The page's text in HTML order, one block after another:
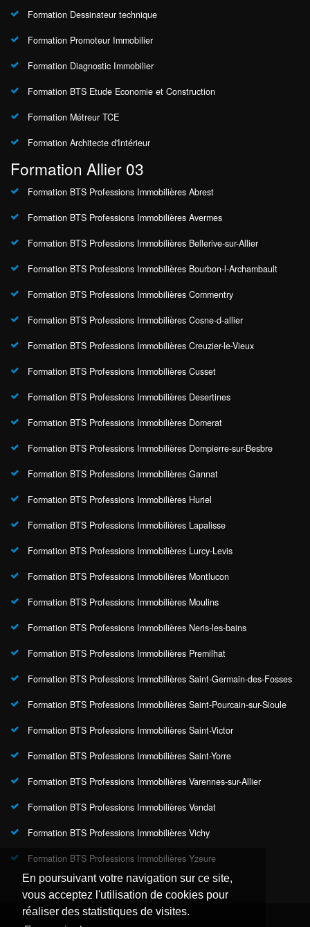
En poursuivant votre navigation sur ce site,
vous acceptez l'utilisation de cookies pour
réaliser des statistiques de visites.
Formation Dessinateur technique
Formation Promoteur Immobilier
Formation Diagnostic Immobilier
Formation BTS Etude Economie et Construction
Formation Métreur TCE
Formation Architecte d'Intérieur
Formation Allier 03
Formation BTS Professions Immobilières Abrest
Formation BTS Professions Immobilières Avermes
Formation BTS Professions Immobilières Bellerive-sur-Allier
Formation BTS Professions Immobilières Bourbon-l-Archambault
Formation BTS Professions Immobilières Commentry
Formation BTS Professions Immobilières Cosne-d-allier
Formation BTS Professions Immobilières Creuzier-le-Vieux
Formation BTS Professions Immobilières Cusset
Formation BTS Professions Immobilières Desertines
Formation BTS Professions Immobilières Domerat
Formation BTS Professions Immobilières Dompierre-sur-Besbre
Formation BTS Professions Immobilières Gannat
Formation BTS Professions Immobilières Huriel
Formation BTS Professions Immobilières Lapalisse
Formation BTS Professions Immobilières Lurcy-Levis
Formation BTS Professions Immobilières Montlucon
Formation BTS Professions Immobilières Moulins
Formation BTS Professions Immobilières Neris-les-bains
Formation BTS Professions Immobilières Premilhat
Formation BTS Professions Immobilières Saint-Germain-des-Fosses
Formation BTS Professions Immobilières Saint-Pourcain-sur-Sioule
Formation BTS Professions Immobilières Saint-Victor
Formation BTS Professions Immobilières Saint-Yorre
Formation BTS Professions Immobilières Varennes-sur-Allier
Formation BTS Professions Immobilières Vendat
Formation BTS Professions Immobilières Vichy
Formation BTS Professions Immobilières Yzeure